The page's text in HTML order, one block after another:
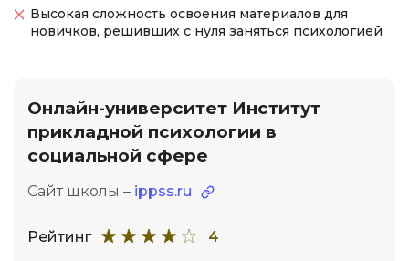
Высокая сложность освоения материалов для
новичков, решивших с нуля заняться психологией
Онлайн-университет Институт
прикладной психологии в
социальной сфере
Сайт школы – ippss.ru
Рейтинг 4